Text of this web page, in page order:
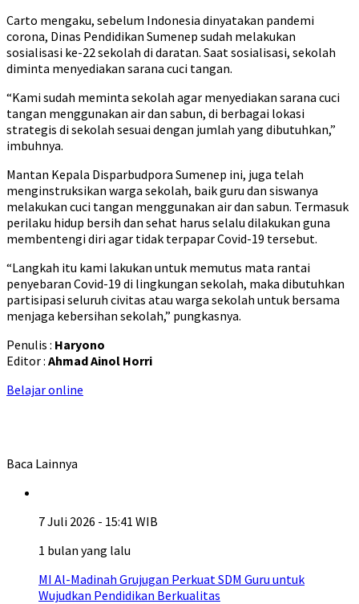
Carto mengaku, sebelum Indonesia dinyatakan pandemi
corona, Dinas Pendidikan Sumenep sudah melakukan
sosialisasi ke-22 sekolah di daratan. Saat sosialisasi, sekolah
diminta menyediakan sarana cuci tangan.
“Kami sudah meminta sekolah agar menyediakan sarana cuci
tangan menggunakan air dan sabun, di berbagai lokasi
strategis di sekolah sesuai dengan jumlah yang dibutuhkan,”
imbuhnya.
Mantan Kepala Disparbudpora Sumenep ini, juga telah
menginstruksikan warga sekolah, baik guru dan siswanya
melakukan cuci tangan menggunakan air dan sabun. Termasuk
perilaku hidup bersih dan sehat harus selalu dilakukan guna
membentengi diri agar tidak terpapar Covid-19 tersebut.
“Langkah itu kami lakukan untuk memutus mata rantai
penyebaran Covid-19 di lingkungan sekolah, maka dibutuhkan
partisipasi seluruh civitas atau warga sekolah untuk bersama
menjaga kebersihan sekolah,” pungkasnya.
Penulis : Haryono
Editor : Ahmad Ainol Horri
Belajar online
Baca Lainnya
7 Juli 2026 - 15:41 WIB
1 bulan yang lalu
MI Al-Madinah Grujugan Perkuat SDM Guru untuk
Wujudkan Pendidikan Berkualitas